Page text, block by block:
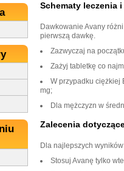
Schematy leczenia
Dawkowanie Avany
pierwszą dawkę.
Zazwyczaj na
Zażyj tabletkę co
W przypadku ciężkiej
mg;
Dla mężczyzn w
Zalecenia
Dla najlepszych
Stosuj Avanę tylko